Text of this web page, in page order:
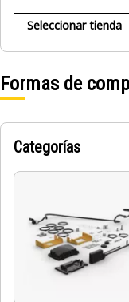
Seleccionar tienda
Formas de
Categorías